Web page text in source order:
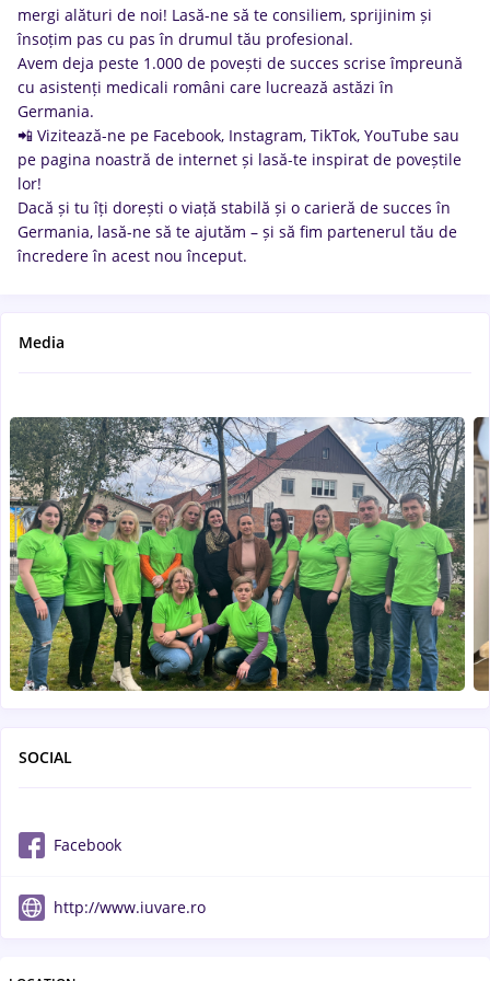
mergi alături de noi! Lasă-ne să te consiliem, sprijinim și
însoțim pas cu pas în drumul tău profesional.
Avem deja peste 1.000 de povești de succes scrise împreună
cu asistenți medicali români care lucrează astăzi în
Germania.
📲 Vizitează-ne pe Facebook, Instagram, TikTok, YouTube sau
pe pagina noastră de internet și lasă-te inspirat de poveștile
lor!
Dacă și tu îți dorești o viață stabilă și o carieră de succes în
Germania, lasă-ne să te ajutăm – și să fim partenerul tău de
încredere în acest nou început.
Media
SOCIAL
Facebook
http://www.iuvare.ro